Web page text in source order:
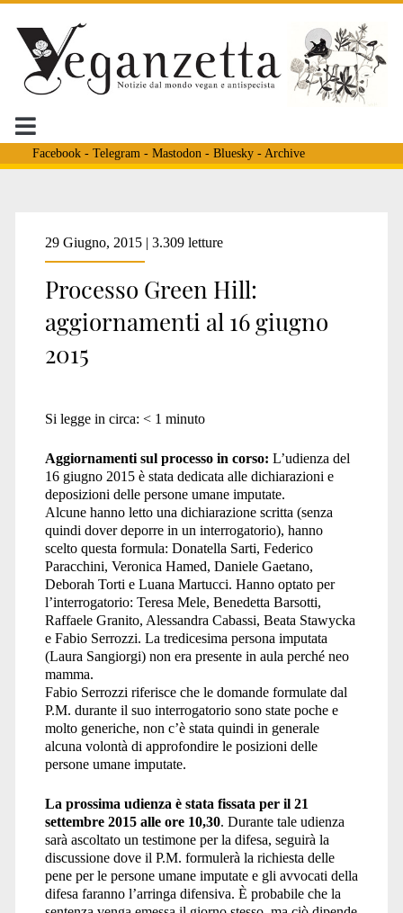
Facebook- Telegram - Mastodon - Bluesky- Archive
29 Giugno, 2015 | 3.309 letture
Processo Green Hill:
aggiornamenti al 16 giugno
2015
Si legge in circa: < 1 minuto
Aggiornamenti sul processo in corso: L’udienza del
16 giugno 2015 è stata dedicata alle dichiarazioni e
deposizioni delle persone umane imputate.
Alcune hanno letto una dichiarazione scritta (senza
quindi dover deporre in un interrogatorio), hanno
scelto questa formula: Donatella Sarti, Federico
Paracchini, Veronica Hamed, Daniele Gaetano,
Deborah Torti e Luana Martucci. Hanno optato per
l’interrogatorio: Teresa Mele, Benedetta Barsotti,
Raffaele Granito, Alessandra Cabassi, Beata Stawycka
e Fabio Serrozzi. La tredicesima persona imputata
(Laura Sangiorgi) non era presente in aula perché neo
mamma.
Fabio Serrozzi riferisce che le domande formulate dal
P.M. durante il suo interrogatorio sono state poche e
molto generiche, non c’è stata quindi in generale
alcuna volontà di approfondire le posizioni delle
persone umane imputate.
La prossima udienza è stata fissata per il 21
settembre 2015 alle ore 10,30. Durante tale udienza
sarà ascoltato un testimone per la difesa, seguirà la
discussione dove il P.M. formulerà la richiesta delle
pene per le persone umane imputate e gli avvocati della
difesa faranno l’arringa difensiva. È probabile che la